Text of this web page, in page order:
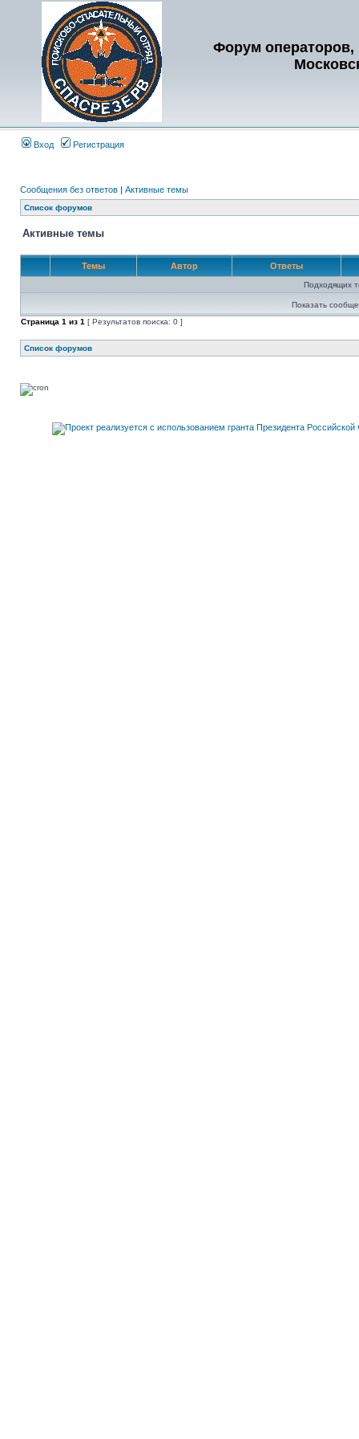
Форум операторов,
Вход Регистрация
Сообщения без ответов | Активные темы
Список форумов
Активные темы
Темы Автор Ответы
Подходящих
Показать
Страница 1 из 1 [ Результатов поиска: 0 ]
Список форумов